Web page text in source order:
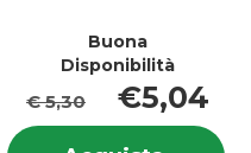
Buona
Disponibilità
€ 5,30 €5,04